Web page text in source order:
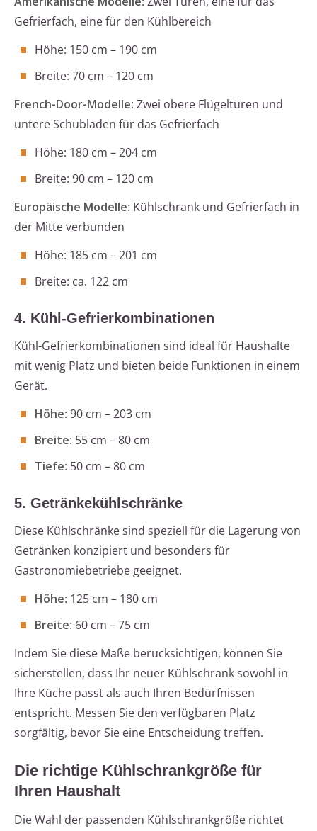
Gefrierfach, eine für den Kühlbereich
Höhe: 150 cm – 190 cm
Breite: 70 cm – 120 cm
French-Door-Modelle: Zwei obere Flügeltüren und
untere Schubladen für das Gefrierfach
Höhe: 180 cm – 204 cm
Breite: 90 cm – 120 cm
Europäische Modelle: Kühlschrank und Gefrierfach in
der Mitte verbunden
Höhe: 185 cm – 201 cm
Breite: ca. 122 cm
4. Kühl-Gefrierkombinationen
Kühl-Gefrierkombinationen sind ideal für Haushalte
mit wenig Platz und bieten beide Funktionen in einem
Gerät.
Höhe: 90 cm – 203 cm
Breite: 55 cm – 80 cm
Tiefe: 50 cm – 80 cm
5. Getränkekühlschränke
Diese Kühlschränke sind speziell für die Lagerung von
Getränken konzipiert und besonders für
Gastronomiebetriebe geeignet.
Höhe: 125 cm – 180 cm
Breite: 60 cm – 75 cm
Indem Sie diese Maße berücksichtigen, können Sie
sicherstellen, dass Ihr neuer Kühlschrank sowohl in
Ihre Küche passt als auch Ihren Bedürfnissen
entspricht. Messen Sie den verfügbaren Platz
sorgfältig, bevor Sie eine Entscheidung treffen.
Die richtige Kühlschrankgröße für
Ihren Haushalt
Die Wahl der passenden Kühlschrankgröße richtet